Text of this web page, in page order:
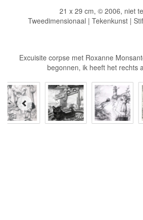
21 x 29 cm, © 2006, niet
Tweedimensionaal | Tekenkunst |
Excuisite corpse met Roxanne
begonnen, ik heeft het rechts